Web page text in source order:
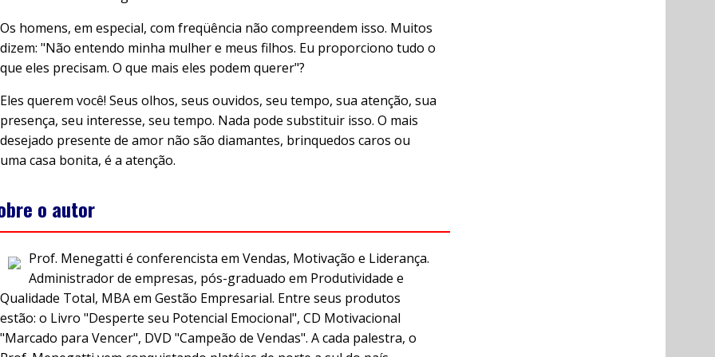
Os homens, em especial, com freqüência não compreendem isso. Muitos
dizem: "Não entendo minha mulher e meus filhos. Eu proporciono tudo o
que eles precisam. O que mais eles podem querer"?
Eles querem você! Seus olhos, seus ouvidos, seu tempo, sua atenção, sua
presença, seu interesse, seu tempo. Nada pode substituir isso. O mais
desejado presente de amor não são diamantes, brinquedos caros ou
uma casa bonita, é a atenção.
o autor
Prof. Menegatti é conferencista em Vendas, Motivação e Liderança.
Administrador de empresas, pós-graduado em Produtividade e
Qualidade Total, MBA em Gestão Empresarial. Entre seus produtos
estão: o Livro "Desperte seu Potencial Emocional", CD Motivacional
"Marcado para Vencer", DVD "Campeão de Vendas". A cada palestra, o